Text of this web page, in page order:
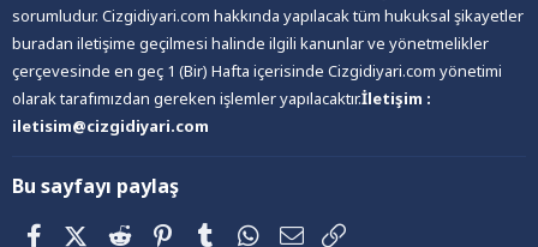
sorumludur. Cizgidiyari.com hakkında yapılacak tüm hukuksal şikayetler
buradan iletişime geçilmesi halinde ilgili kanunlar ve yönetmelikler
çerçevesinde en geç 1 (Bir) Hafta içerisinde Cizgidiyari.com yönetimi
olarak tarafımızdan gereken işlemler yapılacaktır.İletişim :
iletisim@cizgidiyari.com
Bu sayfayı paylaş
FacebookX (Twitter)
Reddit PinterestTumblrWhatsApp
E-posta